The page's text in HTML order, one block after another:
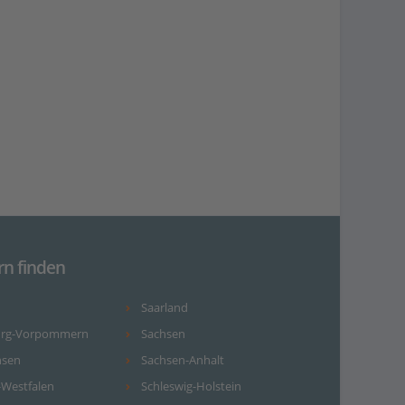
finden
Vorpommern
Saarland
Sachsen
Sachsen-Anhalt
Schleswig-Holstein